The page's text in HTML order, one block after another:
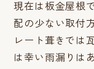
現在は板金屋根
配の少ない取付
レート葺きでは
は幸い雨漏りは